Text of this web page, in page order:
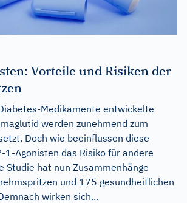
Vorteile und Risiken der
Medikamente entwickelte
werden zunehmend zum
Doch wie beeinflussen diese
1-Agonisten das Risiko für andere
Studie hat nun Zusammenhänge
und 175 gesundheitlichen
wirken sich...